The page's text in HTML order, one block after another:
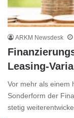
ARKM Newsdesk
Leasing-
Vor mehr als einem
Sonderform der
stetig